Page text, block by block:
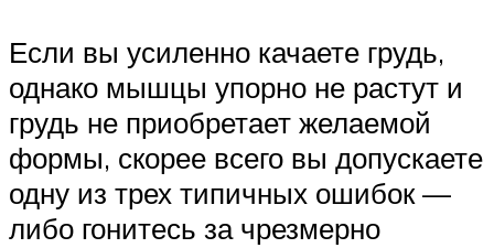
Если вы усиленно качаете грудь,
однако мышцы упорно не растут и
грудь не приобретает желаемой
формы, скорее всего вы допускаете
одну из трех типичных ошибок —
либо гонитесь за чрезмерно